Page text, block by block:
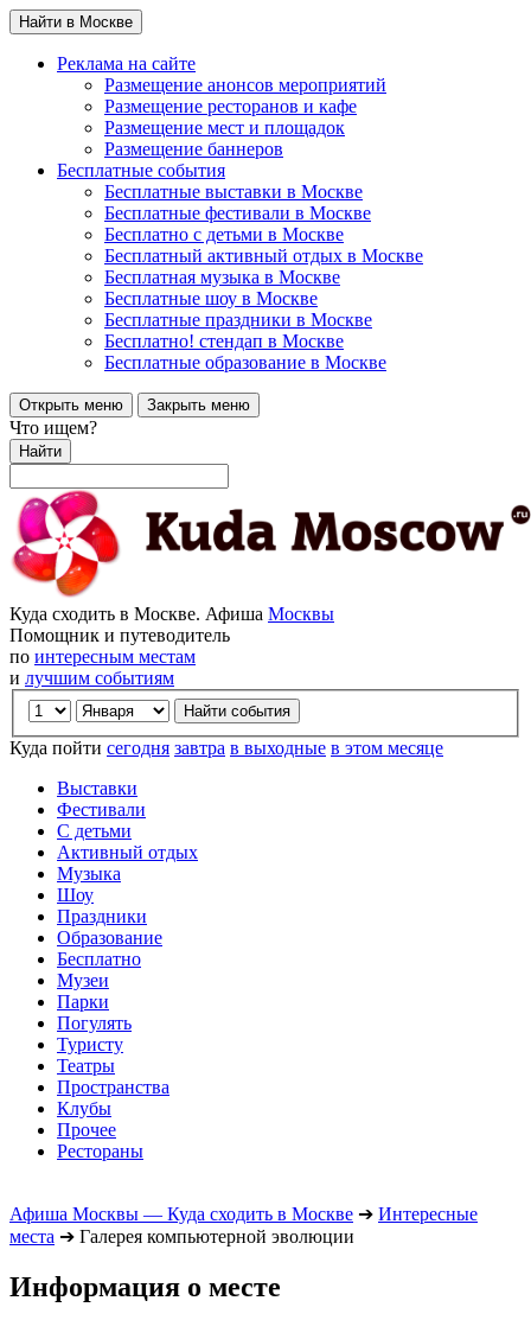
Найти в Москве
Реклама на сайте
Размещение анонсов мероприятий
Размещение ресторанов и кафе
Размещение мест и площадок
Размещение баннеров
Бесплатные события
Бесплатные выставки в Москве
Бесплатные фестивали в Москве
Бесплатно с детьми в Москве
Бесплатный активный отдых в Москве
Бесплатная музыка в Москве
Бесплатные шоу в Москве
Бесплатные праздники в Москве
Бесплатно! стендап в Москве
Бесплатные образование в Москве
Открыть меню Закрыть меню
Что ищем?
Найти
Куда сходить в Москве. Афиша Москвы
Помощник и путеводитель
по интересным местам
и лучшим событиям
Куда пойти сегодня завтра в выходные в этом месяце
Выставки
Фестивали
С детьми
Активный отдых
Музыка
Шоу
Праздники
Образование
Бесплатно
Музеи
Парки
Погулять
Туристу
Театры
Пространства
Клубы
Прочее
Рестораны
Афиша Москвы — Куда сходить в Москве ➔ Интересные
места ➔ Галерея компьютерной эволюции
Информация о месте